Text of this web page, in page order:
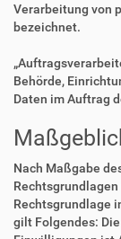
Verarbeitung von
bezeichnet.
Behörde,
Daten im Auftrag
Nach Maßgabe
Rechtsgrundlage
gilt Folgendes: